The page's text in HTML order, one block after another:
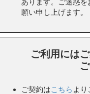
あります。ご迷惑
願い申し上げます。
ご利用には
ご契約はこちら より